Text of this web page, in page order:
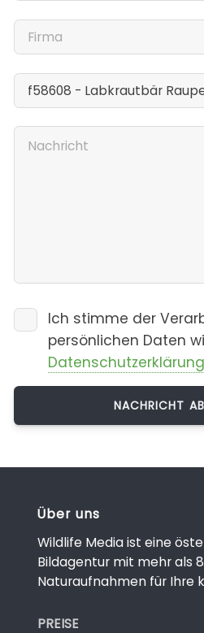
Ich stimme der
persönlichen Daten
Datenschutzerklärung
Über uns
Wildlife Media ist eine
Bildagentur mit mehr als
Naturaufnahmen für Ihre
PREISE